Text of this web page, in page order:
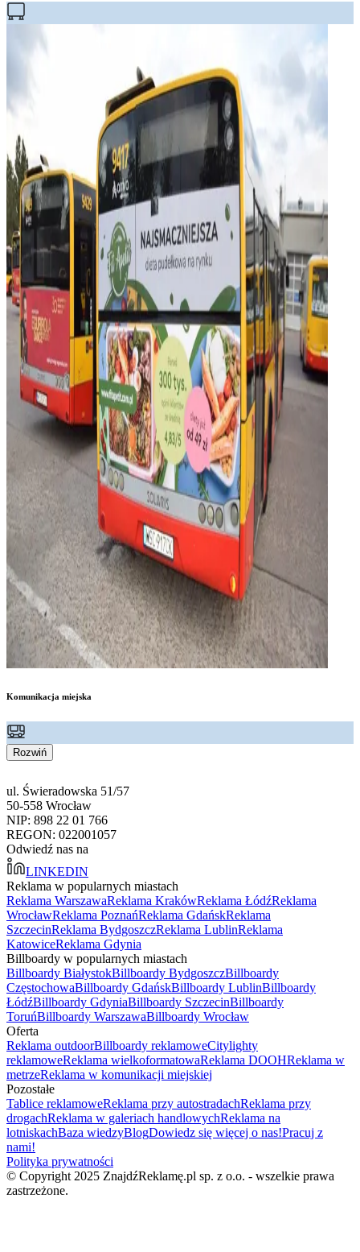
Komunikacja miejska
Rozwiń
ul. Świeradowska 51/57
50-558 Wrocław
NIP: 898 22 01 766
REGON: 022001057
Odwiedź nas na
LINKEDIN
Reklama w popularnych miastach
Reklama WarszawaReklama KrakówReklama ŁódźReklama
WrocławReklama PoznańReklama GdańskReklama
SzczecinReklama BydgoszczReklama LublinReklama
KatowiceReklama Gdynia
Billboardy w popularnych miastach
Billboardy BiałystokBillboardy BydgoszczBillboardy
CzęstochowaBillboardy GdańskBillboardy LublinBillboardy
ŁódźBillboardy GdyniaBillboardy SzczecinBillboardy
ToruńBillboardy WarszawaBillboardy Wrocław
Oferta
Reklama outdoorBillboardy reklamoweCitylighty
reklamoweReklama wielkoformatowaReklama DOOHReklama w
metrzeReklama w komunikacji miejskiej
Pozostałe
Tablice reklamoweReklama przy autostradachReklama przy
drogachReklama w galeriach handlowychReklama na
lotniskachBaza wiedzyBlogDowiedz się więcej o nas!Pracuj z
nami!
Polityka prywatności
© Copyright 2025 ZnajdźReklamę.pl sp. z o.o. - wszelkie prawa
zastrzeżone.